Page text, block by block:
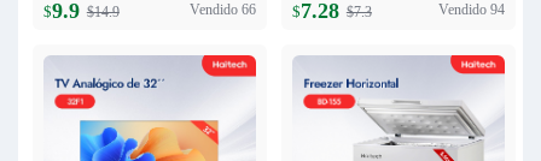
$9.9 $14.9 Vendido 66 $7.28 $7.3 Vendido 94